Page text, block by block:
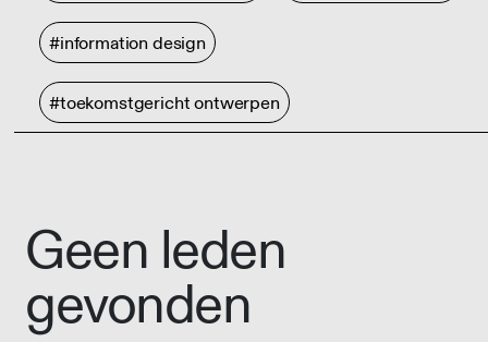
#information design
#toekomstgericht ontwerpen
Geen leden
gevonden